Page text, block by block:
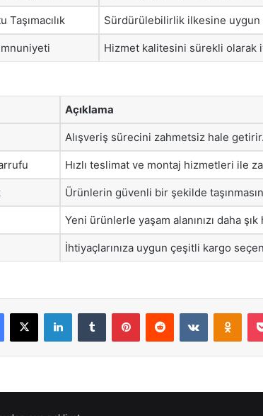
Taşımacılık Sürdürülebilirlik ilkesine uygun
Hizmet kalitesini sürekli olarak
Açıklama
Alışveriş sürecini zahmetsiz hale getirir.
Hızlı teslimat ve montaj hizmetleri ile
Ürünlerin güvenli bir şekilde
Yeni ürünlerle yaşam alanınızı daha
İhtiyaçlarınıza uygun çeşitli kargo
Facebook
X LinkedInTumblr PinterestReddit VKontakte